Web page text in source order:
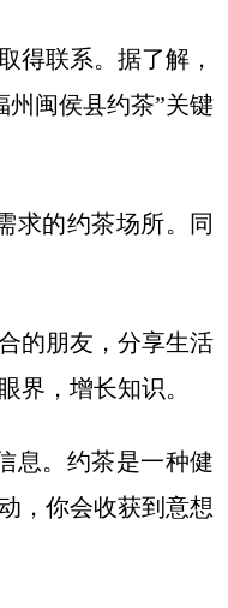
得联系。据了解，
闽侯县约茶”关键
求的约茶场所。同
的朋友，分享生活
界，增长知识。
息。约茶是一种健
，你会收获到意想